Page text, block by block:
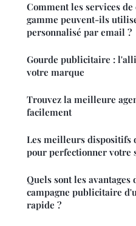
Comment les services
gamme peuvent-ils
personnalisé par email ?
Gourde publicitaire :
votre marque
Trouvez la meilleure
facilement
Les meilleurs dispositifs
pour perfectionner votre
Quels sont les avantages
campagne publicitaire
rapide ?